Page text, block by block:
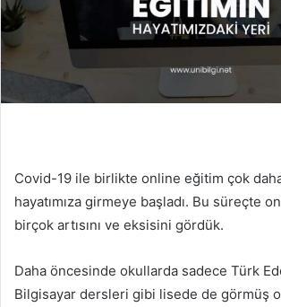
Covid-19 ile birlikte online eğitim çok
hayatımıza girmeye başladı. Bu süreçte
birçok artısını ve eksisini gördük.
Daha öncesinde okullarda sadece Türk
Bilgisayar dersleri gibi lisede de görmüş